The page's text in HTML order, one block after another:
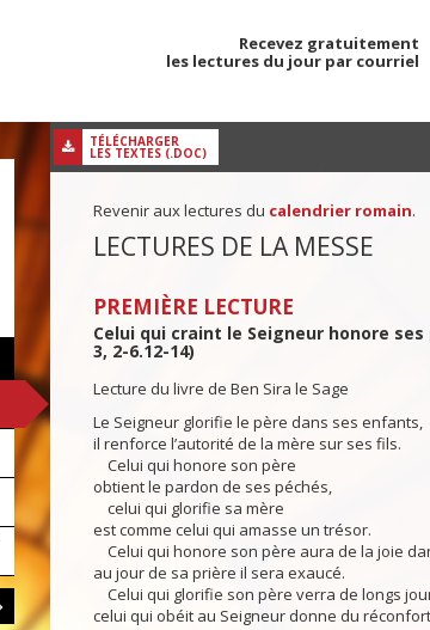
Recevez gratuitement
les lectures du jour par courriel
TÉLÉCHARGER
LES TEXTES (.DOC)
Revenir aux lectures du calendrier romain.
LECTURES DE LA MESSE
PREMIÈRE LECTURE
Celui qui craint le Seigneur honore
3, 2-6.12-14)
Lecture du livre de Ben Sira le Sage
Le Seigneur glorifie le père dans ses enfants,
il renforce l’autorité de la mère sur ses fils.
Celui qui honore son père
obtient le pardon de ses péchés,
celui qui glorifie sa mère
est comme celui qui amasse un trésor.
Celui qui honore son père aura de la joie
au jour de sa prière il sera exaucé.
Celui qui glorifie son père verra de longs
celui qui obéit au Seigneur donne du